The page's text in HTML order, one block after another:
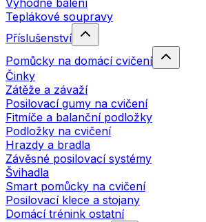
Výhodné balení
Teplákové soupravy
Příslušenství
Pomůcky na domácí cvičení
Činky
Zátěže a závaží
Posilovací gumy na cvičení
Fitmíče a balanční podložky
Podložky na cvičení
Hrazdy a bradla
Závěsné posilovací systémy
Švihadla
Smart pomůcky na cvičení
Posilovací klece a stojany
Domácí trénink ostatní